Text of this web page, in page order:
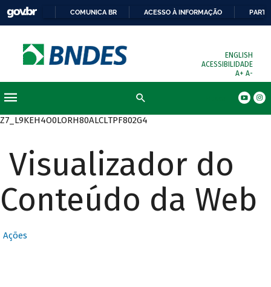
COMUNICA BR ACESSO À INFORMAÇÃO
ENGLISH
ACESSIBILIDADE
A+ A-
Z7_L9KEH4O0LORH80ALCLTPF802G4
Visualizador do
Conteúdo da Web
Ações